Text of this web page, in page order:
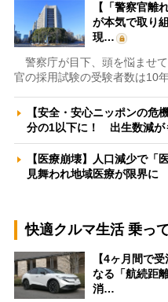
【「警察官離
が本気で取り
現…
警察庁が目下、頭を悩ませ
官の採用試験の受験者数は10
【安全・安心ニッポンの危
分の1以下に！ 出生数減
【医療崩壊】人口減少で「
見舞われ地域医療が限界
快適クルマ生活 乗っ
【4ヶ月間で
なる「航続距
消…